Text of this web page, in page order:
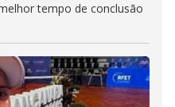
tempo de conclusão